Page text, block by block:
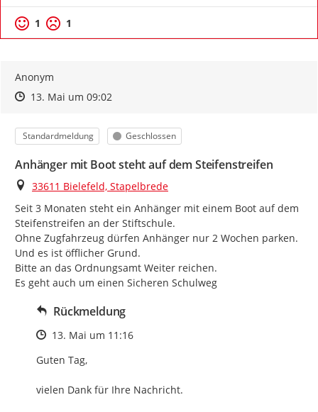
1 1
Anonym
Zeitpunkt des Erstellens
Zeitpunkt des Erstellens
13. Mai um 09:02Zur Äußerung
Kategorie
Standardmeldung Status
Geschlossen
Anhänger mit Boot steht auf dem Steifenstreifen
Ort
33611 Bielefeld, Stapelbrede
Seit 3 Monaten steht ein Anhänger mit einem Boot auf dem
Steifenstreifen an der Stiftschule.
Ohne Zugfahrzeug dürfen Anhänger nur 2 Wochen parken.
Und es ist öfflicher Grund.
Bitte an das Ordnungsamt Weiter reichen.
Es geht auch um einen Sicheren Schulweg
Rückmeldung
Zeitpunkt des Erstellens
13. Mai um 11:16
Guten Tag,
vielen Dank für Ihre Nachricht.